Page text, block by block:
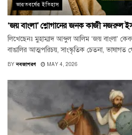
ভারতবর্ষের ইতিহাস
‘জয় বাংলা’ শ্লোগানের জনক কাজী নজরুল
লিখেছেনঃ মুহাম্মাদ আব্দুল আলিম ‘জয় বাংলা’
বাঙালির আত্মপরিচয়, সাংস্কৃতিক চেতনা,
BY নবজাগরণ MAY 4, 2026